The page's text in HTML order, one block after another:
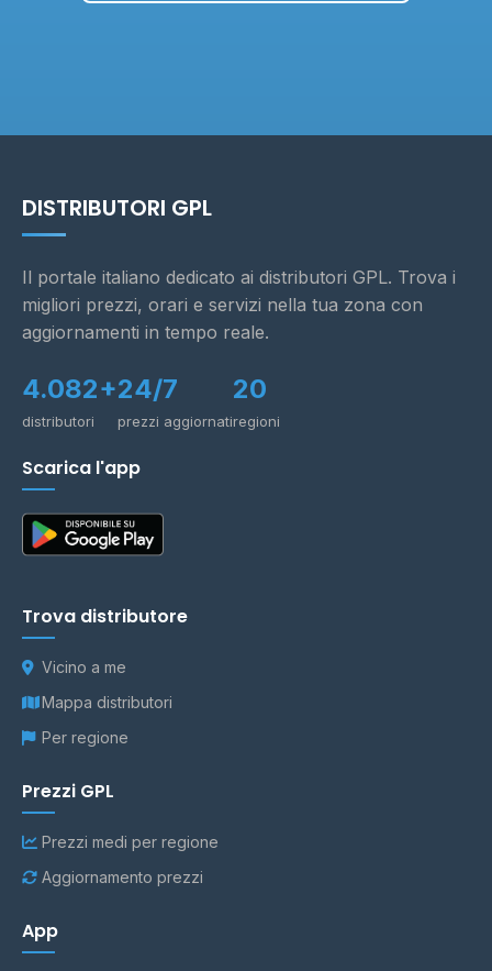
DISTRIBUTORI GPL
Il portale italiano dedicato ai distributori GPL. Trova i
migliori prezzi, orari e servizi nella tua zona con
aggiornamenti in tempo reale.
4.082+
distributori
24/7
prezzi aggiornati
20
regioni
Scarica l'app
Trova distributore
Vicino a me
Mappa distributori
Per regione
Prezzi GPL
Prezzi medi per regione
Aggiornamento prezzi
App